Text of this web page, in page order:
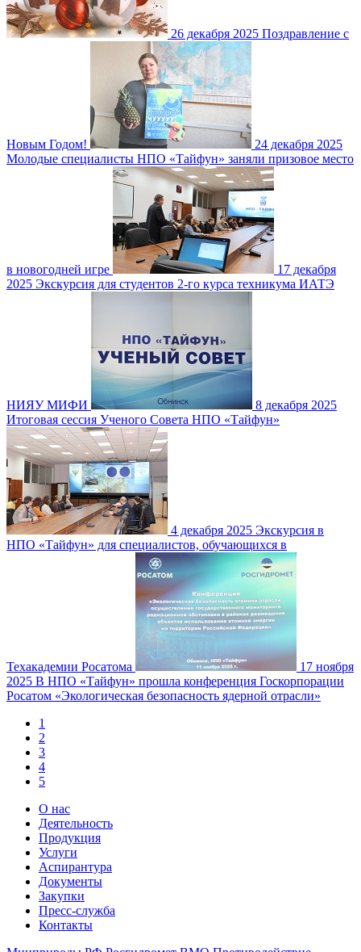
26 декабря 2025 Поздравление с
Новым Годом!
24 декабря 2025
Молодые специалисты НПО «Тайфун» заняли призовое место
в новогодней игре
17 декабря
2025 Экскурсия для студентов 2-го курса техникума ИАТЭ
НИЯУ МИФИ
8 декабря 2025
Итоговая сессия Ученого Совета НПО «Тайфун»
4 декабря 2025 Экскурсия в
НПО «Тайфун» для специалистов, обучающихся в
Техакадемии Росатома
17 ноября
2025 В НПО «Тайфун» прошла конференция Госкорпорации
Росатом «Экологическая безопасность ядерной отрасли»
1
2
3
4
5
О нас
Деятельность
Продукция
Услуги
Аспирантура
Документы
Закупки
Пресс-служба
Контакты